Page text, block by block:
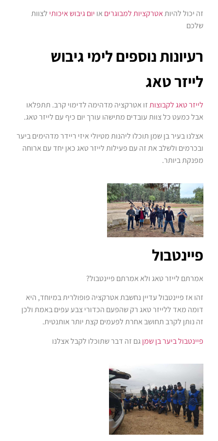
זה יכול להיותאטרקציות למבוגרים או יום גיבוש איכותי לצוות
שלכם
רעיונות נוספים לימי גיבוש
לייזר טאג
לייזר טאג לקבוצותזו אטרקציה מדהימה לדימוי קרב. תתפלאו
אבל כמעט כל צוות עובדים מתישהו עורך יום כיף עם לייזר טאג.
אצלנו בעיר בן שמן תוכלו ליהנות מטיולי איזי ריידר מדהימים ביער
ובכרמים ולשלב את זה עם פעילות לייזר טאג כאן יחד עם ארוחה
מפנקת ביותר.
פיינטבול
אמרתם לייזר טאג ולא אמרתם פיינטבול?
זהו אז פיינטבול עדיין נחשבת אטרקציה פופולרית במיוחד, היא
דומה מאד ללייזר טאג רק שהפעם הכדורי צבע עפים באמת ולכן
זה נותן לקרב תחושב אחרת לפעמים קצת יותר אותנטית.
פיינטבול ביער בן שמן גם זה דבר שתוכלו לקבל אצלנו